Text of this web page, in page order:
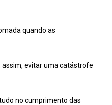
quando as
assim, evitar uma catástrofe
no cumprimento das